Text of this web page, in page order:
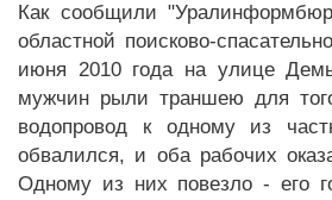
Как сообщили
областной поисково-
июня 2010 года на улице
мужчин рыли траншею для
водопровод к одному из
обвалился, и оба рабочих
Одному из них повезло - его